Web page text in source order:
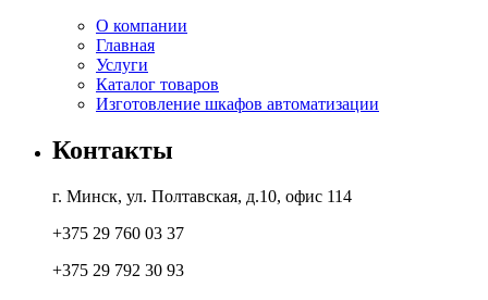
О компании
Главная
Услуги
Каталог товаров
Изготовление шкафов автоматизации
Контакты
г. Минск, ул. Полтавская, д.10, офис 114
+375 29 760 03 37
+375 29 792 30 93